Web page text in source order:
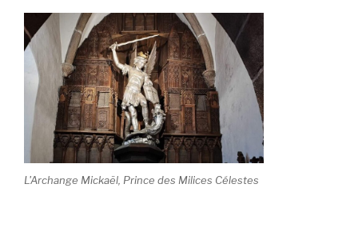
L'Archange Mickaël, Prince des Milices Célestes